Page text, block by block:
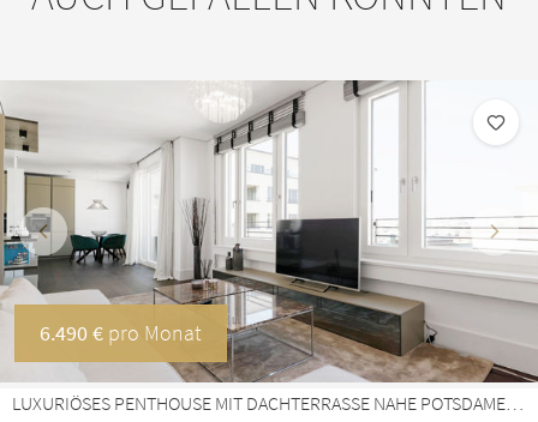
Vorherige
6.490 € pro Monat
LUXURIÖSES PENTHOUSE MIT DACHTERRASSE NAHE POTSDAMER PLATZ